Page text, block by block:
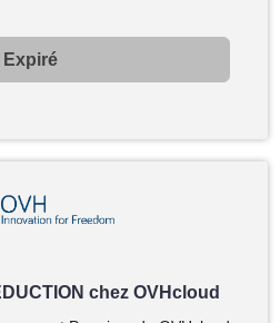
Expiré
chez OVHcloud